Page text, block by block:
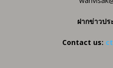
ฝากข่าวป
Contact us: